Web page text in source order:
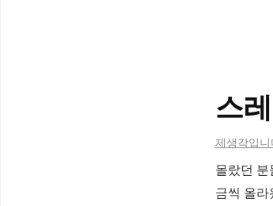
스
제생각입니
몰랐던 분
금씩 올라